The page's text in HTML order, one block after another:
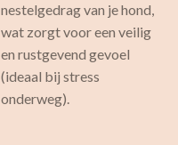
nestelgedrag van je hond,
wat zorgt voor een veilig
en rustgevend gevoel
(ideaal bij stress
onderweg).